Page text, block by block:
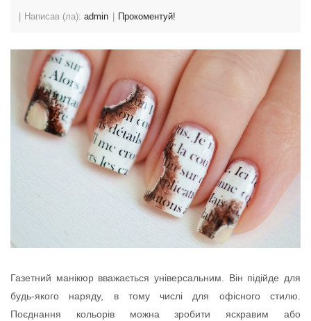
Написав (ла): admin Прокоментуй!
Газетний манікюр вважається універсальним. Він підійде для
будь-якого наряду, в тому числі для офісного стилю.
Поєднання кольорів можна зробити яскравим або